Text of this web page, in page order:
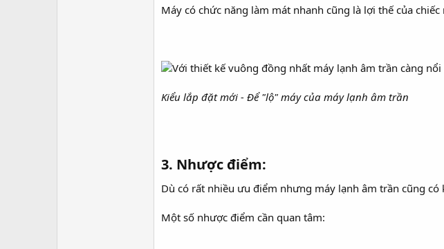
Máy có chức năng làm mát nhanh cũng là lợi thế của
Kiểu lắp đặt mới - Để "lộ" máy của máy lạnh âm trần
3. Nhược điểm:​
Dù có rất nhiều ưu điểm nhưng máy lạnh âm trần cũng
Một số nhược điểm cần quan tâm: